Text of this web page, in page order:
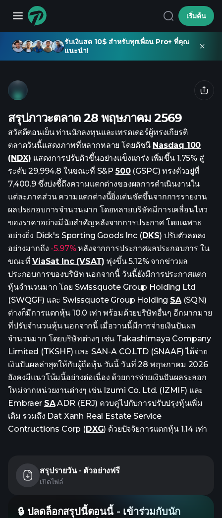
เริ่มต้น
รับเงินสด 10$ สำหรับทุกเพื่อน Pro+ ที่คุณ
แนะนำ!
สรุปภาวะตลาด 28 พฤษภาคม 2569
สวัสดีตอนเย็น ท่านนักลงทุนและเทรดเดอร์ผู้ทรงเกียรติ
ตลาดวันนี้แสดงภาพที่หลากหลาย โดยดัชนี Nasdaq 100
(NDX) แสดงการปรับตัวขึ้นอย่างแข็งแกร่ง เพิ่มขึ้น 1.75% สู่
ระดับ 29,994.8 ในขณะที่ S&P500(GSPC) ทรงตัวอยู่ที่
7,400.9 ซึ่งบ่งชี้ถึงความแตกต่างของผลการดำเนินงานใน
แต่ละภาคส่วน ความแตกต่างนี้ยิ่งเด่นชัดขึ้นจากการรายงาน
ผลประกอบการจำนวนมาก โดยหลายบริษัทมีการเคลื่อนไหว
ของราคาอย่างมีนัยสำคัญหลังจากการประกาศ โดยเฉพาะ
อย่างยิ่ง Dick's Sporting Goods Inc (DKS) ปรับตัวลดลง
อย่างมากถึง -5.97%หลังจากการประกาศผลประกอบการ ใน
ขณะที่ViaSat Inc (VSAT) พุ่งขึ้น 5.12% จากข่าวผล
ประกอบการของบริษัท นอกจากนี้ วันนี้ยังมีการประกาศแตก
หุ้นจำนวนมาก โดย Swissquote Group Holding Ltd
(SWQGF) และ Swissquote Group Holding SA(SQN)
ต่างก็มีการแตกหุ้น 10.0 เท่า พร้อมด้วยบริษัทอื่นๆ อีกมากมาย
ที่ปรับจำนวนหุ้น นอกจากนี้ เมื่อวานนี้มีการจ่ายเงินปันผล
จำนวนมาก โดยบริษัทต่างๆ เช่น Takashimaya Company
Limited (TKSHF) และ SAN-A CO.LTD (SNAAF) ได้จ่าย
เงินปันผลล่าสุดให้กับผู้ถือหุ้น วันนี้ วันที่ 28 พฤษภาคม 2026
ยังคงมีแนวโน้มนี้อย่างต่อเนื่อง ด้วยการจ่ายเงินปันผลระลอก
ใหม่จากหน่วยงานต่างๆ เช่น Izumi Co. Ltd. (IZMIF) และ
Embraer SAADR (ERJ) ควบคู่ไปกับการปรับปรุงหุ้นเพิ่ม
เติม รวมถึง Dat Xanh Real Estate Service
Contructions Corp (DXG) ด้วยปัจจัยการแตกหุ้น 1.14 เท่า
สรุปรายวัน - ตัวอย่างฟรี
เปิดไฟล์
🔒 ปลดล็อกสรุปนี้ตอนนี้ - เข้าร่วมกับนัก